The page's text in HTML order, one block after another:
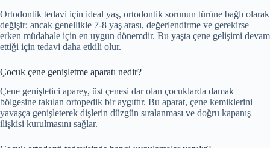
Ortodontik tedavi için ideal yaş, ortodontik sorunun türüne bağlı olarak
değişir; ancak genellikle 7-8 yaş arası, değerlendirme ve gerekirse
erken müdahale için en uygun dönemdir. Bu yaşta çene gelişimi devam
ettiği için tedavi daha etkili olur.
Çocuk çene genişletme aparatı nedir?
Çene genişletici aparey, üst çenesi dar olan çocuklarda damak
bölgesine takılan ortopedik bir aygıttır. Bu aparat, çene kemiklerini
yavaşça genişleterek dişlerin düzgün sıralanması ve doğru kapanış
ilişkisi kurulmasını sağlar.